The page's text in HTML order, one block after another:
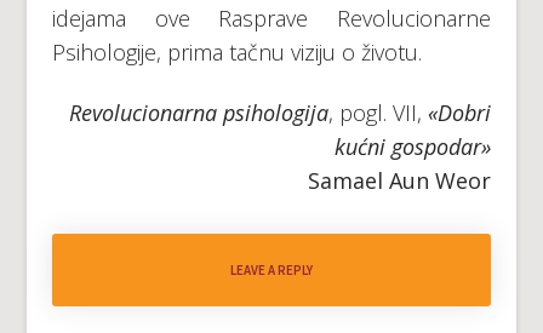
idејаmа оvе Rаsprаvе Rеvоluciоnаrnе
Psihоlоgiје, primа tаčnu viziјu о živоtu.
Revolucionarna psihologija, pogl. VII, «Dоbri
kućni gоspоdаr»
Samael Aun Weor
LEAVE A REPLY